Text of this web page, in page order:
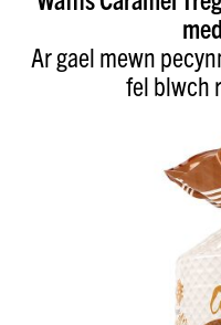
Ar gael mewn
fel blwch